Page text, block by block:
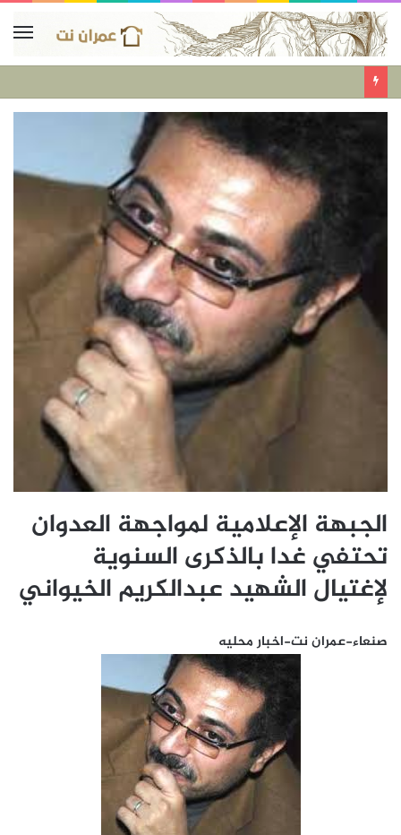
الجبهة الإعلامية لمواجهة العدوان
تحتفي غدا بالذكرى السنوية
لإغتيال الشهيد عبدالكريم الخيواني
صنعاء-عمران نت-اخبار محليه